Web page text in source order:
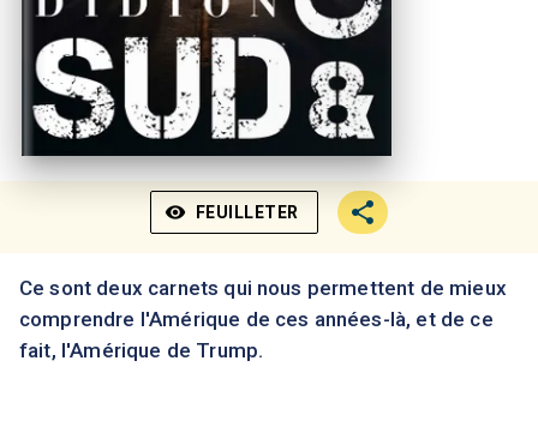
visibility FEUILLETER
Ce sont deux carnets qui nous permettent de mieux
comprendre l'Amérique de ces années-là, et de ce
fait, l'Amérique de Trump.